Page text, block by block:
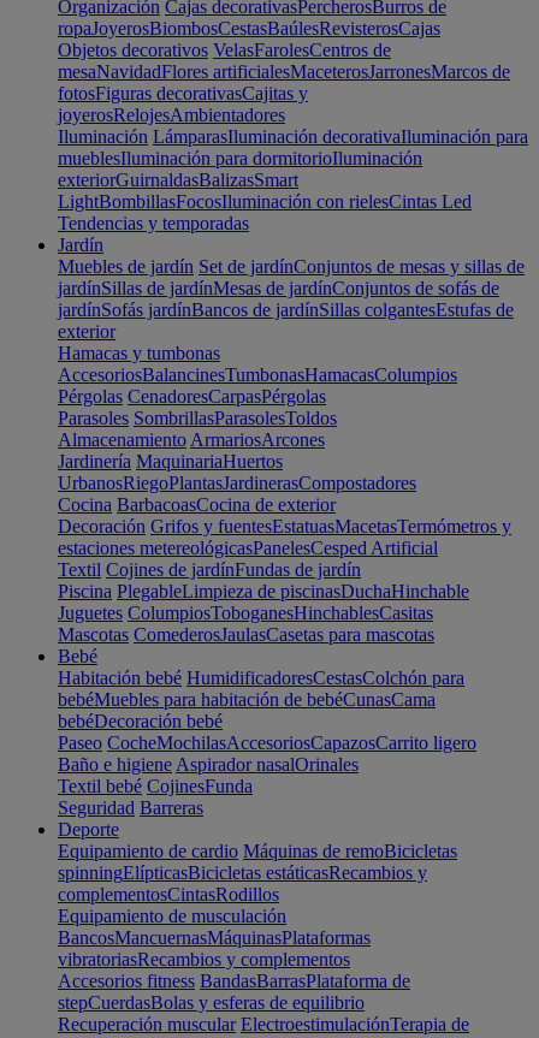
Organización Cajas decorativasPercherosBurros de
ropaJoyerosBiombosCestasBaúlesRevisterosCajas
Objetos decorativos VelasFarolesCentros de
mesaNavidadFlores artificialesMaceterosJarronesMarcos de
fotosFiguras decorativasCajitas y
joyerosRelojesAmbientadores
Iluminación LámparasIluminación decorativaIluminación para
mueblesIluminación para dormitorioIluminación
exteriorGuirnaldasBalizasSmart
LightBombillasFocosIluminación con rielesCintas Led
Tendencias y temporadas
Jardín
Muebles de jardín Set de jardínConjuntos de mesas y sillas de
jardínSillas de jardínMesas de jardínConjuntos de sofás de
jardínSofás jardínBancos de jardínSillas colgantesEstufas de
exterior
Hamacas y tumbonas
AccesoriosBalancinesTumbonasHamacasColumpios
Pérgolas CenadoresCarpasPérgolas
Parasoles SombrillasParasolesToldos
Almacenamiento ArmariosArcones
Jardinería MaquinariaHuertos
UrbanosRiegoPlantasJardinerasCompostadores
Cocina BarbacoasCocina de exterior
Decoración Grifos y fuentesEstatuasMacetasTermómetros y
estaciones metereológicasPanelesCesped Artificial
Textil Cojines de jardínFundas de jardín
Piscina PlegableLimpieza de piscinasDuchaHinchable
Juguetes ColumpiosToboganesHinchablesCasitas
Mascotas ComederosJaulasCasetas para mascotas
Bebé
Habitación bebé HumidificadoresCestasColchón para
bebéMuebles para habitación de bebéCunasCama
bebéDecoración bebé
Paseo CocheMochilasAccesoriosCapazosCarrito ligero
Baño e higiene Aspirador nasalOrinales
Textil bebé CojinesFunda
Seguridad Barreras
Deporte
Equipamiento de cardio Máquinas de remoBicicletas
spinningElípticasBicicletas estáticasRecambios y
complementosCintasRodillos
Equipamiento de musculación
BancosMancuernasMáquinasPlataformas
vibratoriasRecambios y complementos
Accesorios fitness BandasBarrasPlataforma de
stepCuerdasBolas y esferas de equilibrio
Recuperación muscular ElectroestimulaciónTerapia de